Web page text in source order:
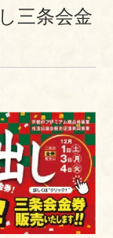
三条会金